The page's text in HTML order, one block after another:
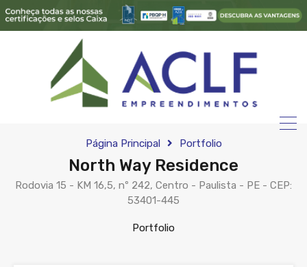
Página Principal Portfolio
North Way Residence
Rodovia 15 - KM 16,5, nº 242, Centro - Paulista - PE - CEP:
53401-445
Portfolio